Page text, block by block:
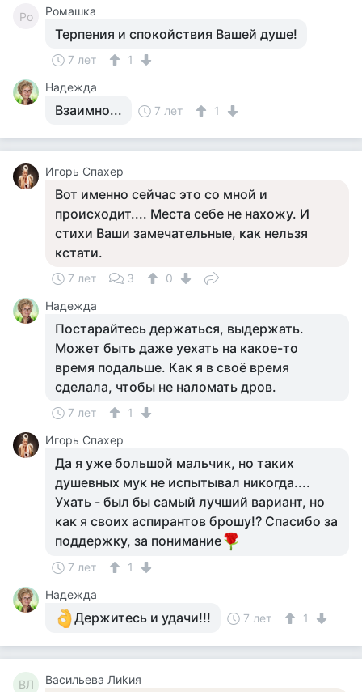
Ро Ромашка
Терпения и спокойствия Вашей душе!
7 лет
1
Надежда
Взаимно... 7 лет 1
Игорь Спахер
Вот именно сейчас это со мной и
происходит.... Места себе не нахожу. И
стихи Ваши замечательные, как нельзя
кстати.
7 лет 3
0
Надежда
Постарайтесь держаться, выдержать.
Может быть даже уехать на какое-то
время подальше. Как я в своё время
сделала, чтобы не наломать дров.
7 лет
1
Игорь Спахер
Да я уже большой мальчик, но таких
душевных мук не испытывал никогда....
Ухать - был бы самый лучший вариант, но
как я своих аспирантов брошу!? Спасибо за
поддержку, за понимание
7 лет
1
Надежда
Держитесь и удачи!!! 7 лет 1
ВЛ Васильева Лиkия